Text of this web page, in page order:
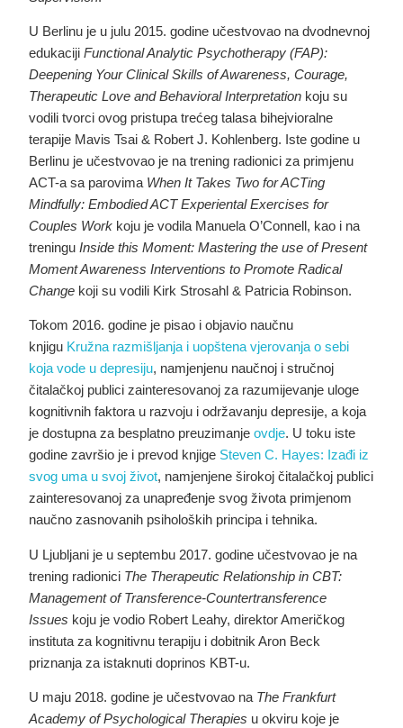
U Berlinu je u julu 2015. godine učestvovao na dvodnevnoj
edukacijiFunctional Analytic Psychotherapy (FAP):
Deepening Your Clinical Skills of Awareness, Courage,
Therapeutic Love and Behavioral Interpretation koju su
vodili tvorci ovog pristupa trećeg talasa bihejvioralne
terapije Mavis Tsai & Robert J. Kohlenberg. Iste godine u
Berlinu je učestvovao je na trening radionici za primjenu
ACT-a sa parovima When It Takes Two for ACTing
Mindfully: Embodied ACT Experiental Exercises for
Couples Work koju je vodila Manuela O’Connell, kao i na
treningu Inside this Moment: Mastering the use of Present
Moment Awareness Interventions to Promote Radical
Change koji su vodili Kirk Strosahl & Patricia Robinson.
Tokom 2016. godine je pisao i objavio naučnu
knjigu Kružna razmišljanja i uopštena vjerovanja o sebi
koja vode u depresiju, namjenjenu naučnoj i stručnoj
čitalačkoj publici zainteresovanoj za razumijevanje uloge
kognitivnih faktora u razvoju i održavanju depresije, a koja
je dostupna za besplatno preuzimanjeovdje. U toku iste
godine završio je i prevod knjige Steven C. Hayes: Izađi iz
svog uma u svoj život, namjenjene širokoj čitalačkoj publici
zainteresovanoj za unapređenje svog života primjenom
naučno zasnovanih psiholoških principa i tehnika.
U Ljubljani je u septembu 2017. godine učestvovao je na
trening radionici The Therapeutic Relationship in CBT:
Management of Transference-Countertransference
Issues koju je vodio Robert Leahy, direktor Američkog
instituta za kognitivnu terapiju i dobitnik Aron Beck
priznanja za istaknuti doprinos KBT-u.
U maju 2018. godine je učestvovao na The Frankfurt
Academy of Psychological Therapies u okviru koje je